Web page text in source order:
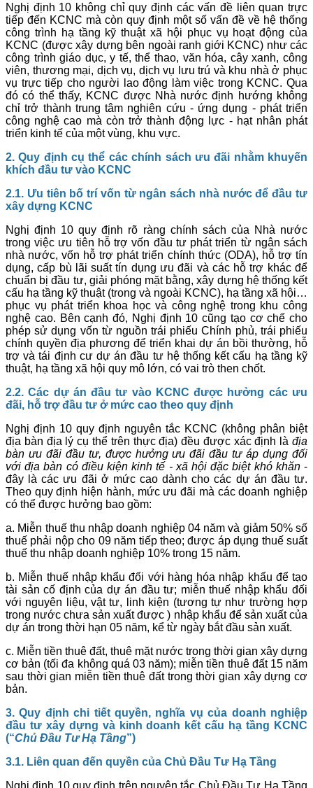
Nghị định 10 không chỉ quy định các vấn đề liên quan trực
tiếp đến KCNC mà còn quy định một số vấn đề về hệ thống
công trình hạ tầng kỹ thuật xã hội phục vụ hoạt động của
KCNC (được xây dựng bên ngoài ranh giới KCNC) như các
công trình giáo dục, y tế, thể thao, văn hóa, cây xanh, công
viên, thương mại, dịch vụ, dịch vụ lưu trú và khu nhà ở phục
vụ trực tiếp cho người lao động làm việc trong KCNC. Qua
đó có thể thấy, KCNC được Nhà nước định hướng không
chỉ trở thành trung tâm nghiên cứu - ứng dụng - phát triển
công nghệ cao mà còn trở thành động lực - hạt nhân phát
triển kinh tế của một vùng, khu vực.
2. Quy định cụ thể các chính sách ưu đãi nhằm khuyến
khích đầu tư vào KCNC
2.1. Ưu tiên bố trí vốn từ ngân sách nhà nước để đầu tư
xây dựng KCNC
Nghị định 10 quy định rõ ràng chính sách của Nhà nước
trong việc ưu tiên hỗ trợ vốn đầu tư phát triển từ ngân sách
nhà nước, vốn hỗ trợ phát triển chính thức (ODA), hỗ trợ tín
dụng, cấp bù lãi suất tín dụng ưu đãi và các hỗ trợ khác để
chuẩn bị đầu tư, giải phóng mặt bằng, xây dựng hệ thống kết
cấu hạ tầng kỹ thuật (trong và ngoài KCNC), hạ tầng xã hội…
phục vụ phát triển khoa học và công nghệ trong khu công
nghệ cao. Bên cạnh đó, Nghị định 10 cũng tạo cơ chế cho
phép sử dụng vốn từ nguồn trái phiếu Chính phủ, trái phiếu
chính quyền địa phương để triển khai dự án bồi thường, hỗ
trợ và tái định cư dự án đầu tư hệ thống kết cấu hạ tầng kỹ
thuật, hạ tầng xã hội quy mô lớn, có vai trò then chốt.
2.2. Các dự án đầu tư vào KCNC được hưởng các ưu
đãi, hỗ trợ đầu tư ở mức cao theo quy định
Nghị định 10 quy định nguyên tắc KCNC (không phân biệt
địa bàn địa lý cụ thể trên thực địa) đều được xác định là địa
bàn ưu đãi đầu tư, được hưởng ưu đãi đầu tư áp dụng đối
với địa bàn có điều kiện kinh tế - xã hội đặc biệt khó khăn-
đây là các ưu đãi ở mức cao dành cho các dự án đầu tư.
Theo quy định hiện hành, mức ưu đãi mà các doanh nghiệp
có thể được hưởng bao gồm:
a. Miễn thuế thu nhập doanh nghiệp 04 năm và giảm 50% số
thuế phải nộp cho 09 năm tiếp theo; được áp dụng thuế suất
thuế thu nhập doanh nghiệp 10% trong 15 năm.
b. Miễn thuế nhập khẩu đối với hàng hóa nhập khẩu để tạo
tài sản cố định của dự án đầu tư; miễn thuế nhập khẩu đối
với nguyên liệu, vật tư, linh kiện (tương tự như trường hợp
trong nước chưa sản xuất được ) nhập khẩu để sản xuất của
dự án trong thời hạn 05 năm, kể từ ngày bắt đầu sản xuất.
c. Miễn tiền thuê đất, thuê mặt nước trong thời gian xây dựng
cơ bản (tối đa không quá 03 năm); miễn tiền thuê đất 15 năm
sau thời gian miễn tiền thuê đất trong thời gian xây dựng cơ
bản.
3. Quy định chi tiết quyền, nghĩa vụ của doanh nghiệp
đầu tư xây dựng và kinh doanh kết cấu hạ tầng KCNC
(“Chủ Đầu Tư Hạ Tầng”)
3.1. Liên quan đến quyền của Chủ Đầu Tư Hạ Tầng
Nghị định 10 quy định trên nguyên tắc Chủ Đầu Tư Hạ Tầng